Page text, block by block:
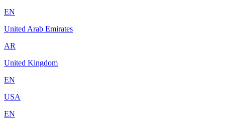
EN
United Arab Emirates
AR
United Kingdom
EN
USA
EN